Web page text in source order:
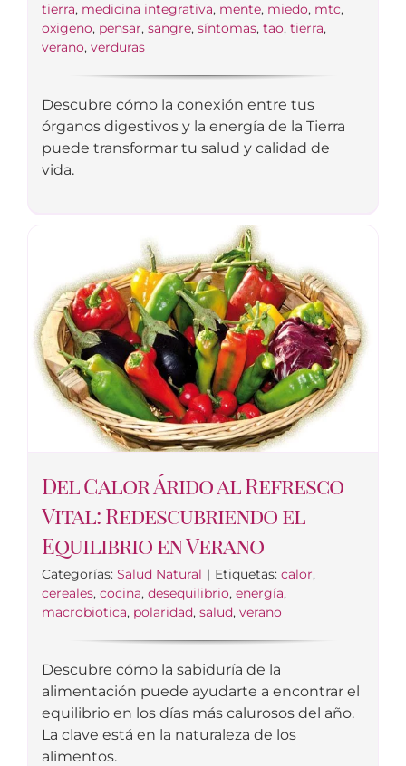
tierra, medicina integrativa, mente, miedo, mtc,
oxigeno, pensar, sangre, síntomas, tao, tierra,
verano, verduras
Descubre cómo la conexión entre tus
órganos digestivos y la energía de la Tierra
puede transformar tu salud y calidad de
vida.
Del Calor Árido al Refresco
Vital: Redescubriendo el
Equilibrio en Verano
Categorías: Salud Natural | Etiquetas: calor,
cereales, cocina, desequilibrio, energía,
macrobiotica, polaridad, salud, verano
Descubre cómo la sabiduría de la
alimentación puede ayudarte a encontrar el
equilibrio en los días más calurosos del año.
La clave está en la naturaleza de los
alimentos.